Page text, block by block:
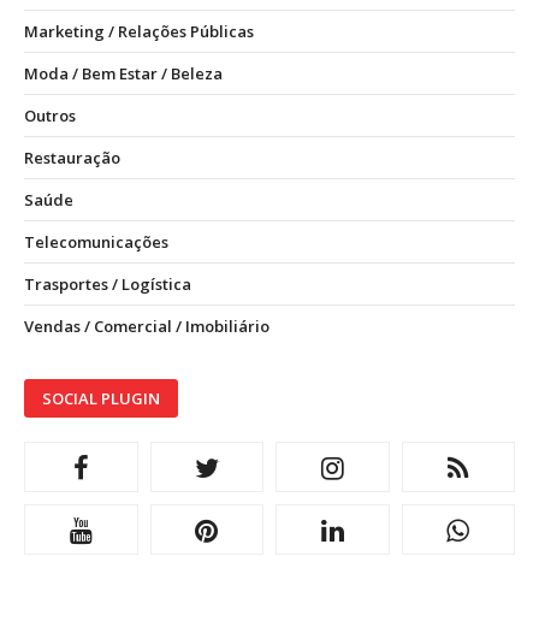
Marketing / Relações Públicas
Moda / Bem Estar / Beleza
Outros
Restauração
Saúde
Telecomunicações
Trasportes / Logística
Vendas / Comercial / Imobiliário
SOCIAL PLUGIN